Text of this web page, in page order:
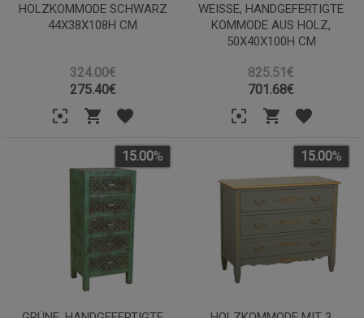
HOLZKOMMODE SCHWARZ
44X38X108H CM
324.00€
275.40€
WEISSE, HANDGEFERTIGTE K
OMMODE AUS HOLZ, 5
0X40X100H CM
825.51€
701.68€
15.00% 15.00%